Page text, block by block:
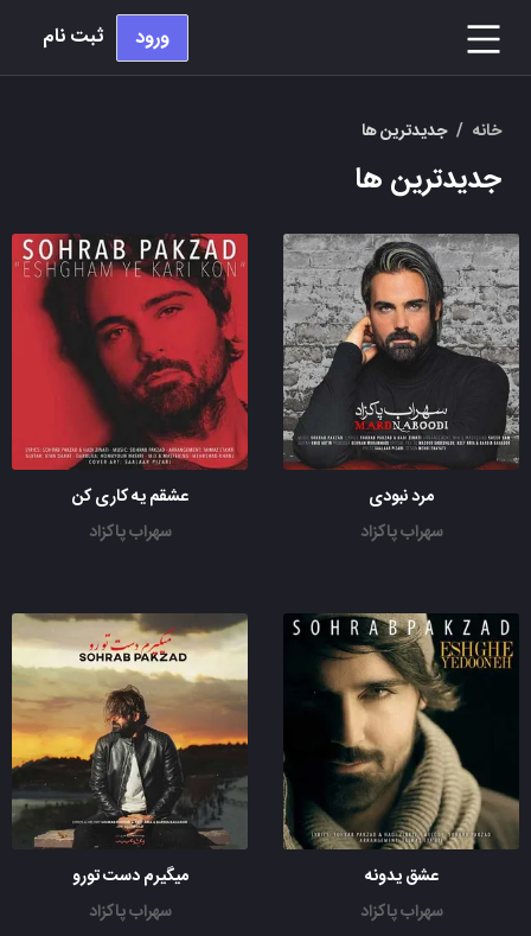
ورود ثبت نام
خانه / جدیدترین ها
جدیدترین ها
مرد نبودی
سهراب پاکزاد
عشقم یه کاری کن
سهراب پاکزاد
عشق یدونه
سهراب پاکزاد
میگیرم دست تورو
سهراب پاکزاد